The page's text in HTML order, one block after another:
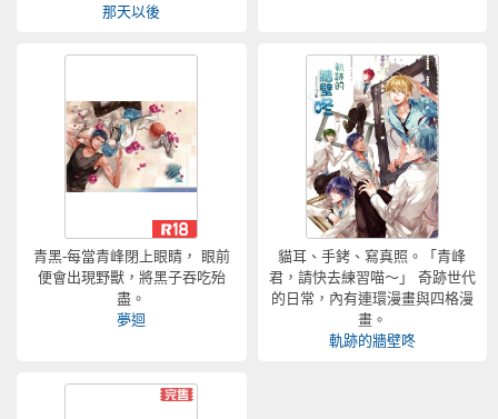
那天以後
青黑-每當青峰閉上眼睛， 眼前
便會出現野獸，將黑子吞吃殆
盡。
夢迴
貓耳、手銬、寫真照。「青峰
君，請快去練習喵～」 奇跡世代
的日常，內有連環漫畫與四格漫
畫。
軌跡的牆壁咚